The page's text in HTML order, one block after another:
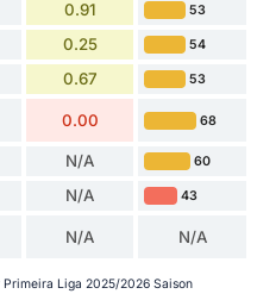
0.91 53
0.25 54
0.67 53
0.00 68
N/A 60
N/A 43
N/A N/A
Liga 2025/2026 Saison